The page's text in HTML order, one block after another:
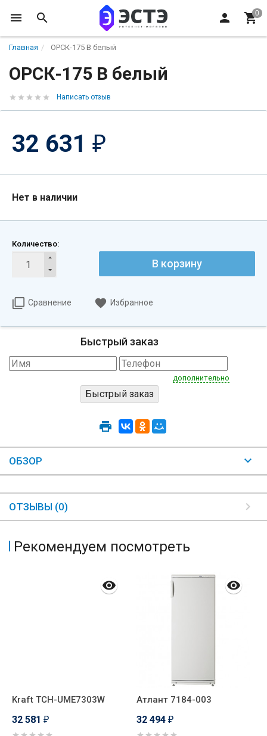
Главная ОРСК-175 B белый
ОРСК-175 B белый
Написать отзыв
32 631 ₽
Нет в наличии
Количество:
В корзину
Сравнение Избранное
Быстрый заказ
дополнительно
ОБЗОР
ОТЗЫВЫ (0)
Рекомендуем посмотреть
Kraft TCH-UME7303W
32 581 ₽
Атлант 7184-003
32 494 ₽